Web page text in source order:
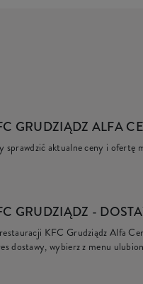
GRUDZIĄDZ ALFA
sprawdzić aktualne ceny i ofertę
GRUDZIĄDZ -
KFC Grudziądz Alfa
dostawy, wybierz z menu